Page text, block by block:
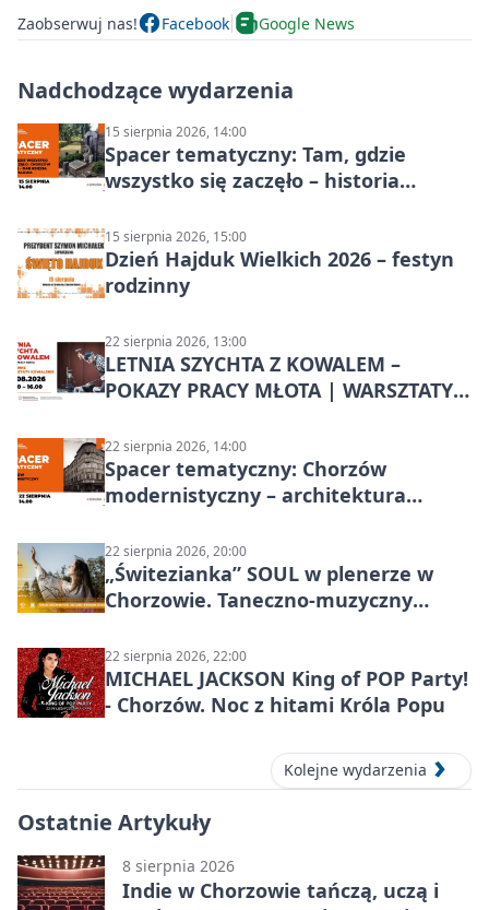
Zaobserwuj nas! Facebook Google News
Nadchodzące wydarzenia
15 sierpnia 2026, 14:00
Spacer tematyczny: Tam, gdzie
wszystko się zaczęło – historia
15 sierpnia 2026, 15:00
Dzień Hajduk Wielkich 2026 – festyn
rodzinny
22 sierpnia 2026, 13:00
LETNIA SZYCHTA Z KOWALEM –
POKAZY PRACY MŁOTA | WARSZTATY
22 sierpnia 2026, 14:00
Spacer tematyczny: Chorzów
modernistyczny – architektura
22 sierpnia 2026, 20:00
„Świtezianka” SOUL w plenerze w
Chorzowie. Taneczno-muzyczny
22 sierpnia 2026, 22:00
MICHAEL JACKSON King of POP Party!
- Chorzów. Noc z hitami Króla Popu
Kolejne wydarzenia
Ostatnie Artykuły
8 sierpnia 2026
Indie w Chorzowie tańczą, uczą i